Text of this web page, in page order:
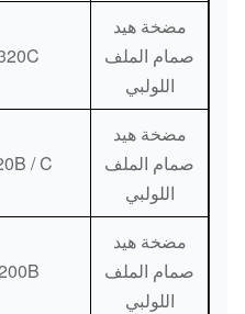
مضخة هيد
صمام الملف
اللولبي
مضخة هيد
صمام الملف
اللولبي
/ C
مضخة هيد
صمام الملف
اللولبي